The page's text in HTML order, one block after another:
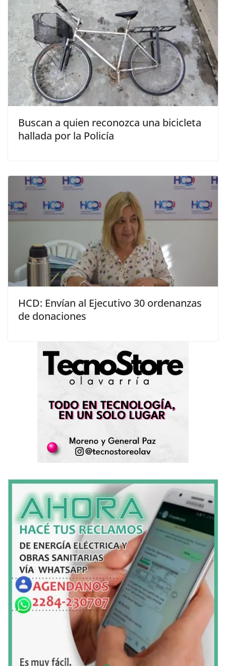
Buscan a quien reconozca una bicicleta
hallada por la Policía
HCD: Envían al Ejecutivo 30 ordenanzas
de donaciones